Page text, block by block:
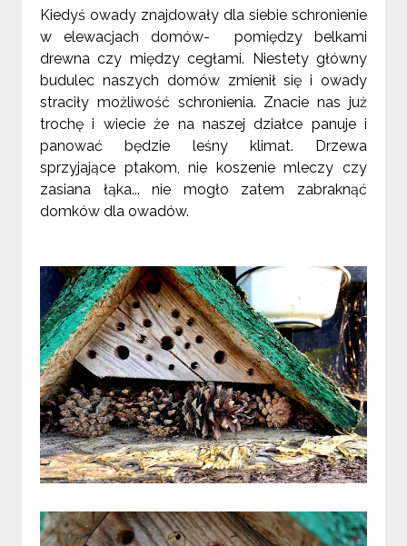
Kiedyś owady znajdowały dla siebie schronienie
w elewacjach domów- pomiędzy belkami
drewna czy między cegłami. Niestety główny
budulec naszych domów zmienił się i owady
straciły możliwość schronienia. Znacie nas już
trochę i wiecie że na naszej działce panuje i
panować będzie leśny klimat. Drzewa
sprzyjające ptakom, nie koszenie mleczy czy
zasiana łąka... nie mogło zatem zabraknąć
domków dla owadów.